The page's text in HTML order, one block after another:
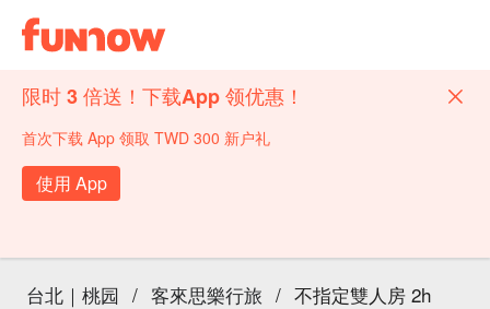
限时 3 倍送！下载App 领优惠！
首次下载 App 领取 TWD 300 新户礼
使用 App
台北｜桃园 / 客來思樂行旅 / 不指定雙人房 2h